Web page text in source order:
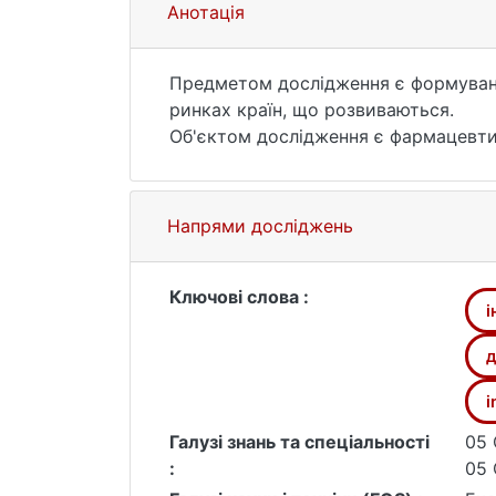
Анотація
Предметом дослідження є
ринках країн, що розвиваються.
Об'єктом дослідження є
Метою магістерської
щодо виходу на ринки країн, що
середовища.
За результатами дослідження
сусідніми країнами, які дають
які спровоковані оновленим
Одержані результати можуть бути
умовах інтернаціоналізації
Напрями досліджень
Ключові слова :
Галузі знань та спеціальності
:
05
05